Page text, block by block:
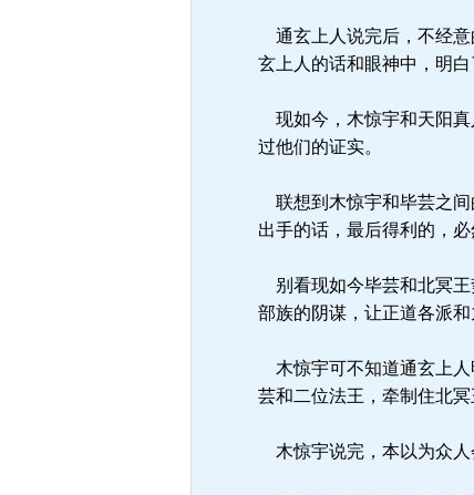
通玄上人说完后，不经意
玄上人的话和眼神中，明白
现如今，木惊宇和天阳真
过他们的证实。
联想到木惊宇和毕芸之间
出手的话，最后得利的，必
别看现如今毕芸和北冥王
部族的阴谋，让正道各派
木惊宇可不知道通玄上人
芸和二位法王，牵制住北
木惊宇说完，本以为众人